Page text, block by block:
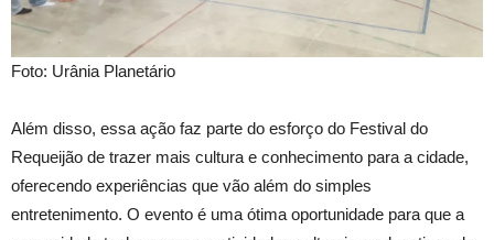
Foto: Urânia Planetário
Além disso, essa ação faz parte do esforço do Festival do
Requeijão de trazer mais cultura e conhecimento para a cidade,
oferecendo experiências que vão além do simples
entretenimento. O evento é uma ótima oportunidade para que a